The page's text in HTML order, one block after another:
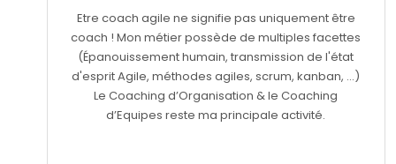
Etre coach agile ne signifie pas uniquement être
coach ! Mon métier possède de multiples facettes
(Épanouissement humain, transmission de l'état
d'esprit Agile, méthodes agiles, scrum, kanban, ...)
Le Coaching d’Organisation & le Coaching
d’Equipes reste ma principale activité.